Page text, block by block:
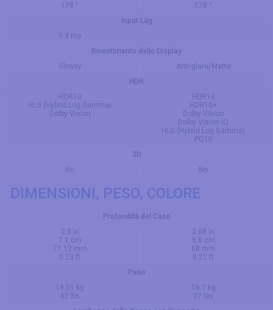
178 °
178 °
Input Lag
9.3 ms
Rivestimento dello Display
Glossy
Anti-glare/Matte
HDR
HDR10
HLG (Hybrid Log Gamma)
Dolby Vision
HDR10
HDR10+
Dolby Vision
Dolby Vision IQ
HLG (Hybrid Log Gamma)
PQ10
3D
No
No
DIMENSIONI, PESO, COLORE
Profondità del Caso
2.8 in
7.1 cm
71.12 mm
0.23 ft
2.68 in
6.8 cm
68 mm
0.22 ft
Peso
19.01 kg
42 lbs
16.7 kg
37 lbs